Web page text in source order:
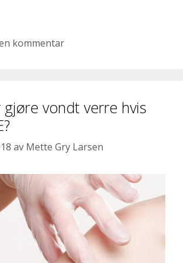
kommentar
gjøre vondt verre hvis
av Mette Gry Larsen